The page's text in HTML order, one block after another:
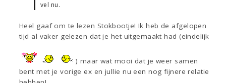
vel nu.
Heel gaaf om te lezen Stokbootje! Ik heb de afgelopen
tijd al vaker gelezen dat je het uitgemaakt had (eindelijk
) maar wat mooi dat je weer samen
bent met je vorige ex en jullie nu een nog fijnere relatie